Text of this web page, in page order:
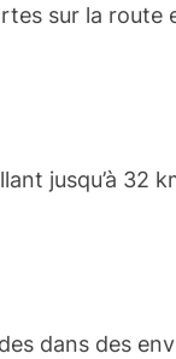
sur la route
jusqu’à 32
dans des